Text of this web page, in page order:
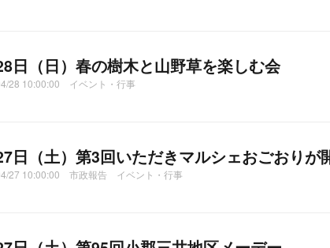
日（日）春の樹木と山野草を楽しむ会
28 10:00:00 イベント・行事
日（土）第3回いただきマルシェおごおりが
27 10:00:00 市政報告 イベント・行事